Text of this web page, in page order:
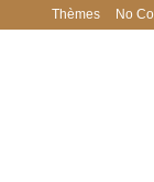
Thèmes No